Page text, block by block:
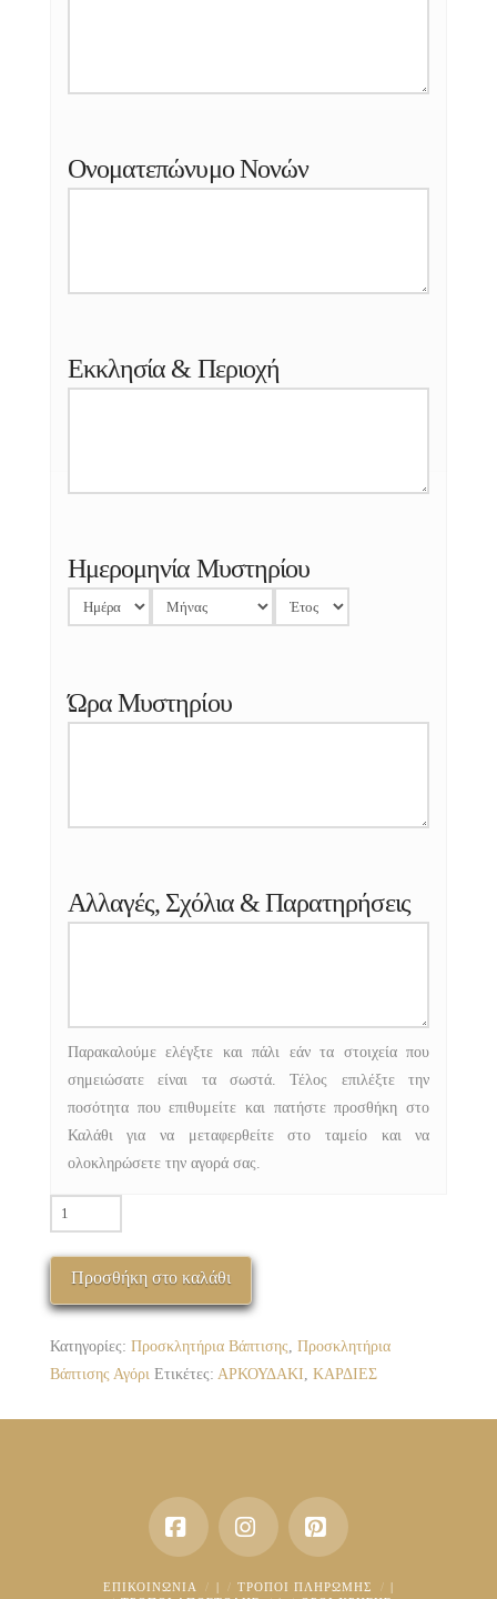
Ονοματεπώνυμο Νονών
Εκκλησία & Περιοχή
Ημερομηνία Μυστηρίου
Ώρα Μυστηρίου
Αλλαγές, Σχόλια & Παρατηρήσεις
Παρακαλούμε ελέγξτε και πάλι εάν τα στοιχεία που
σημειώσατε είναι τα σωστά. Τέλος επιλέξτε την
ποσότητα που επιθυμείτε και πατήστε προσθήκη στο
Καλάθι για να μεταφερθείτε στο ταμείο και να
ολοκληρώσετε την αγορά σας.
ΠΒΑ-3086-
11Κ
ΑΡΚΟΥΔΑΚΙ
ΚΑΡΔΙΕΣ
ποσότητα
Προσθήκη στο καλάθι
Κατηγορίες: Προσκλητήρια Βάπτισης, Προσκλητήρια
Βάπτισης Αγόρι Ετικέτες: ΑΡΚΟΥΔΑΚΙ, ΚΑΡΔΙΕΣ
FacebookInstagramPinterest
ΕΠΙΚΟΙΝΩΝΊΑ | ΤΡΌΠΟΙ ΠΛΗΡΩΜΉΣ
|